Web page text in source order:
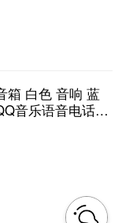
箱 白色 音响 蓝
音乐语音电话14
遥控智能家居